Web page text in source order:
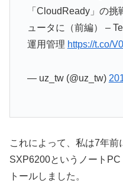
「CloudReady」の
ュータに（前編） –
運用管理 https://t.co/
— uz_tw (@uz_tw)
これによって、私は7年
SXP6200というノート
トールしました。